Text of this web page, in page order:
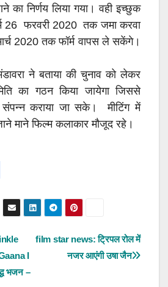
का निर्णय लिया गया। वही इच्छुक
26 फरवरी 2020 तक जमा करवा
2020 तक फॉर्म वापस ले सकेंगे।
ने बताया की चुनाव को लेकर
का गठन किया जायेगा जिससे
संपन्न कराया जा सके।मीटिंग में
माने फिल्म कलाकार मौजूद रहे।
a
r
e
film star news: ट्रिपल रोल में
नजर आएंगी उषा जैन
I
भजन –